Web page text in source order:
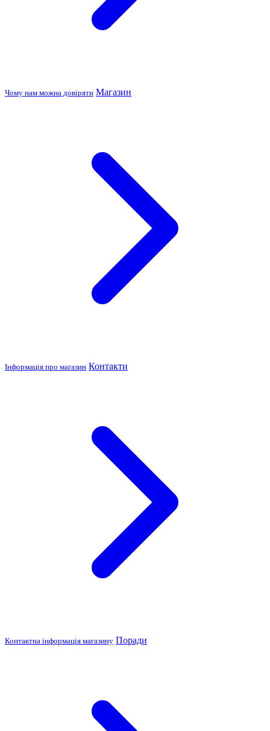
Чому нам можна довіряти Магазин
Інформація про магазин Контакти
Контактна інформація магазину Поради